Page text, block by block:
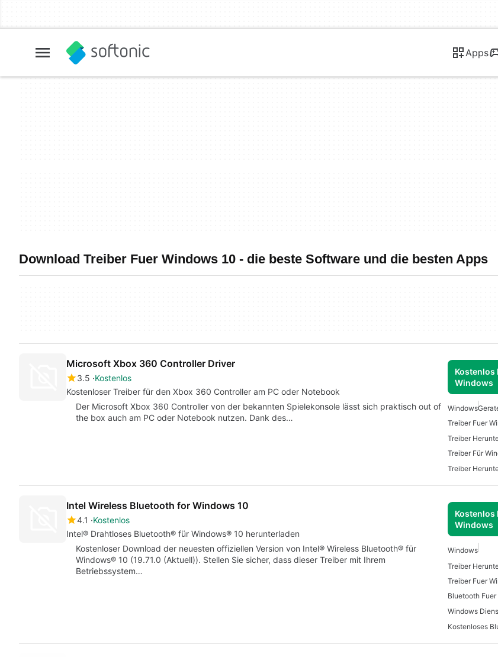
Apps
Download Treiber Fuer Windows 10 - die beste Software und die besten Apps
Microsoft Xbox 360 Controller Driver
3.5 Kostenlos
Kostenloser Treiber für den Xbox 360 Controller am PC oder Notebook
Windows
Der Microsoft Xbox 360 Controller von der bekannten Spielekonsole lässt sich praktisch out of
the box auch am PC oder Notebook nutzen. Dank des…
Windows
Treiber Fuer
Treiber Für
Treiber
Intel Wireless Bluetooth for Windows 10
4.1
Kostenlos
Intel® Drahtloses Bluetooth® für Windows® 10 herunterladen
Windows
Kostenloser Download der neuesten offiziellen Version von Intel® Wireless Bluetooth® für
Windows® 10 (19.71.0 (Aktuell)). Stellen Sie sicher, dass dieser Treiber mit Ihrem
Betriebssystem…
Windows
Treiber Fuer
Bluetooth
Kostenloses